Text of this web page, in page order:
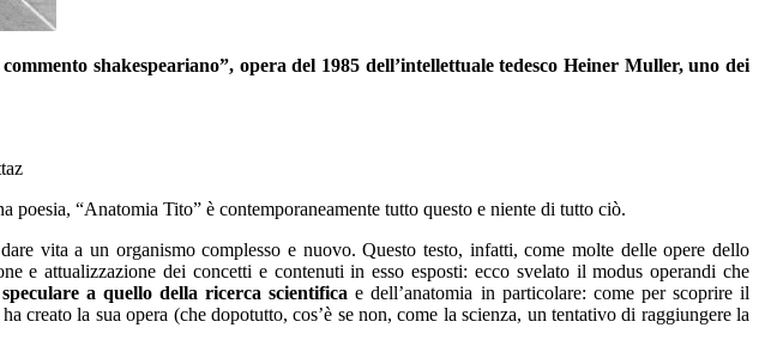
shakespeariano”, opera del 1985 dell’intellettuale tedesco HeinerMuller, uno dei
poesia, “Anatomia Tito” è contemporaneamente tutto questo e niente di tutto ciò.
vita a un organismo complesso e nuovo.Questo testo, infatti, come molte delle opere dello
eattualizzazione dei concetti e contenuti in esso esposti: ecco svelato il modus operandi che
a quello della ricerca scientificae dell’anatomia in particolare: come per scoprire il
creato la sua opera (che dopotutto, cos’è se non, come la scienza, un tentativo di raggiungere la